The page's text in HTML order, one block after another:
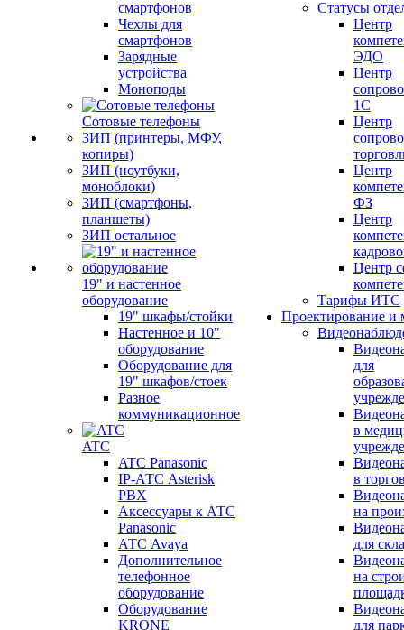
смартфонов
Чехлы для
смартфонов
Зарядные
устройства
Моноподы
Сотовые телефоны
ЗИП (принтеры, МФУ,
копиры)
ЗИП (ноутбуки,
моноблоки)
ЗИП (смартфоны,
планшеты)
ЗИП остальное
19" и настенное
оборудование
19" шкафы/стойки
Настенное и 10"
оборудование
Оборудование для
19" шкафов/стоек
Разное
коммуникационное
ATC
ATC Panasonic
IP-АТС Asterisk
PBX
Аксессуары к АТС
Panasonic
АТС Avaya
Дополнительное
телефонное
оборудование
Оборудование
KRONE
Статусы
Центр
ЭДО
Центр
1С
Центр
Центр
ФЗ
Центр
Центр
Тарифы ИТС
Проектирование и
для
в
в
на
для
на
для